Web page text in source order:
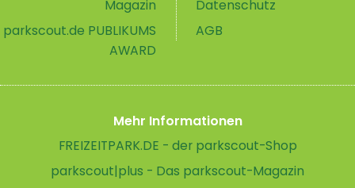
Magazin
parkscout.de PUBLIKUMS
AWARD
Datenschutz
AGB
Mehr Informationen
FREIZEITPARK.DE - der parkscout-Shop
parkscout|plus - Das parkscout-Magazin